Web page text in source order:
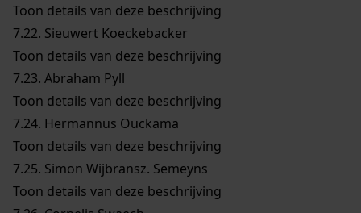
Toon details van deze beschrijving
7.22. Sieuwert Koeckebacker
Toon details van deze beschrijving
7.23. Abraham Pyll
Toon details van deze beschrijving
7.24. Hermannus Ouckama
Toon details van deze beschrijving
7.25. Simon Wijbransz. Semeyns
Toon details van deze beschrijving